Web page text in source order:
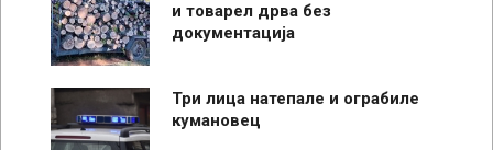
и товарел дрва без
документација
Три лица натепале и ограбиле
кумановец